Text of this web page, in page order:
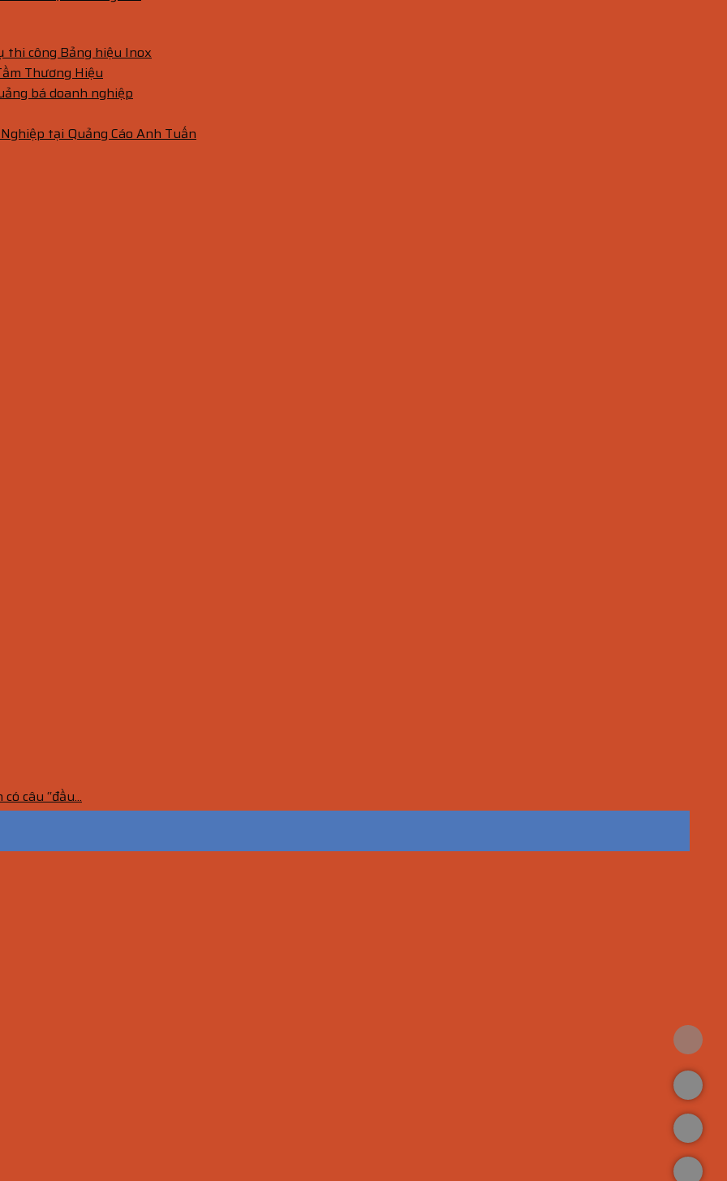
thi công Bảng hiệu Inox
Thương Hiệu
bá doanh nghiệp
tại Quảng Cáo Anh Tuấn
câu “đầu...